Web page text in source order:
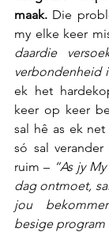
maak. Die
my elke keer
daardie
verbondenheid
ek het
keer op keer
sal hê as ek
só sal
ruim – “As jy
dag ontmoet,
jou
besige program